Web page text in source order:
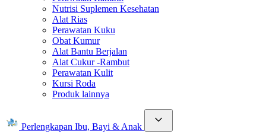
Nutrisi Suplemen Kesehatan
Alat Rias
Perawatan Kuku
Obat Kumur
Alat Bantu Berjalan
Alat Cukur -Rambut
Perawatan Kulit
Kursi Roda
Produk lainnya
Perlengkapan Ibu, Bayi & Anak